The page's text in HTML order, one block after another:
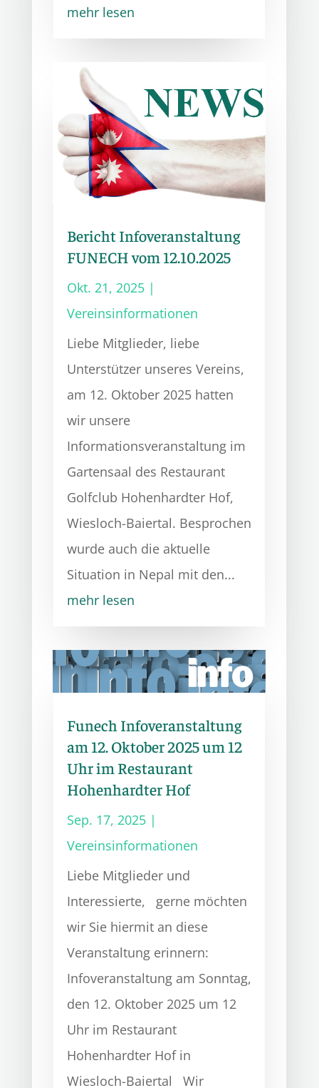
mehr lesen
Bericht Infoveranstaltung
FUNECH vom 12.10.2025
Okt. 21, 2025|
Vereinsinformationen
Liebe Mitglieder, liebe
Unterstützer unseres Vereins,
am 12. Oktober 2025 hatten
wir unsere
Informationsveranstaltung im
Gartensaal des Restaurant
Golfclub Hohenhardter Hof,
Wiesloch-Baiertal. Besprochen
wurde auch die aktuelle
Situation in Nepal mit den...
mehr lesen
Funech Infoveranstaltung
am 12. Oktober 2025 um 12
Uhr im Restaurant
Hohenhardter Hof
Sep. 17, 2025|
Vereinsinformationen
Liebe Mitglieder und
Interessierte, gerne möchten
wir Sie hiermit an diese
Veranstaltung erinnern:
Infoveranstaltung am Sonntag,
den 12. Oktober 2025 um 12
Uhr im Restaurant
Hohenhardter Hof in
Wiesloch-Baiertal Wir